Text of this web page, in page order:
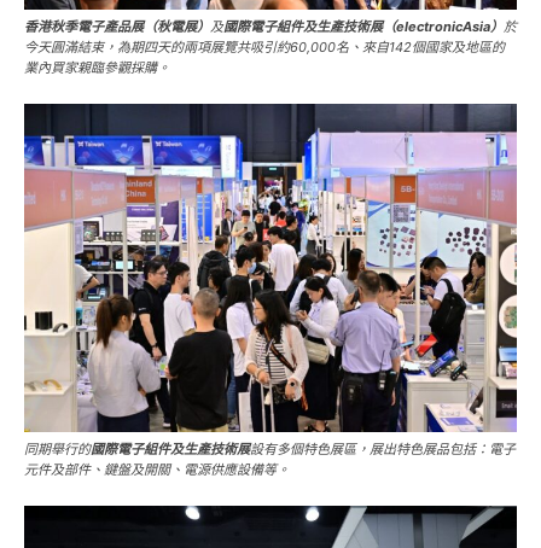
香港秋季電子產品展（秋電展） 及國際電子組件及生產技術展（electronicAsia） 於
今天圓滿結束，為期四天的兩項展覽共吸引約60,000名、來自142個國家及地區的
業內買家親臨參觀採購。
同期舉行的國際電子組件及生產技術展設有多個特色展區，展出特色展品包括：電子
元件及部件、鍵盤及開關、電源供應設備等。